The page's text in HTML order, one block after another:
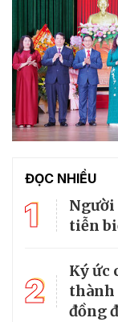
ĐỌC NHIỀU
1
Người
tiễn
2
Ký ức
thành
đồng